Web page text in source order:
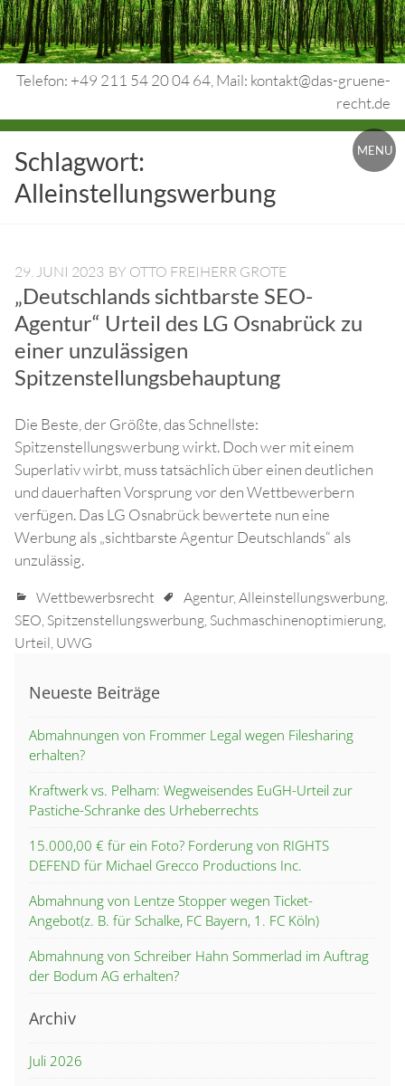
Skip
to
content
Telefon: +49 211 54 20 04 64, Mail: kontakt@das-gruene-
recht.de
Urheberrecht.
Medienrecht.
MENU
Schlagwort:
Alleinstellungswerbung
29. JUNI 2023 BY OTTO FREIHERR GROTE
„Deutschlands sichtbarste SEO-
Agentur“ Urteil des LG Osnabrück zu
einer unzulässigen
Spitzenstellungsbehauptung
Die Beste, der Größte, das Schnellste:
Spitzenstellungswerbung wirkt. Doch wer mit einem
Superlativ wirbt, muss tatsächlich über einen deutlichen
und dauerhaften Vorsprung vor den Wettbewerbern
verfügen. Das LG Osnabrück bewertete nun eine
Werbung als „sichtbarste Agentur Deutschlands“ als
unzulässig.
Wettbewerbsrecht Agentur,Alleinstellungswerbung,
SEO, Spitzenstellungswerbung, Suchmaschinenoptimierung,
Urteil, UWG
Neueste Beiträge
Abmahnungen von Frommer Legal wegen Filesharing
erhalten?
Kraftwerk vs. Pelham: Wegweisendes EuGH-Urteil zur
Pastiche-Schranke des Urheberrechts
15.000,00 € für ein Foto? Forderung von RIGHTS
DEFEND für Michael Grecco Productions Inc.
Abmahnung von Lentze Stopper wegen Ticket-
Angebot(z. B. für Schalke, FC Bayern, 1. FC Köln)
Abmahnung von Schreiber Hahn Sommerlad im Auftrag
der Bodum AG erhalten?
Archiv
Juli 2026